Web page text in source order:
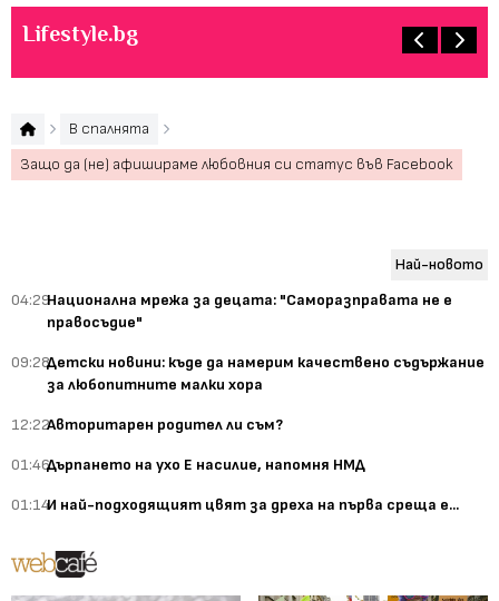
Lifestyle.bg
В спалнята
Защо да (не) афишираме любовния си статус във Facebook
Най-новото
04:29Национална мрежа за децата: "Саморазправата не е
правосъдие"
09:28Детски новини: къде да намерим качествено съдържание
за любопитните малки хора
12:22Авторитарен родител ли съм?
01:46Дърпането на ухо Е насилие, напомня НМД
01:14И най-подходящият цвят за дреха на първа среща е...